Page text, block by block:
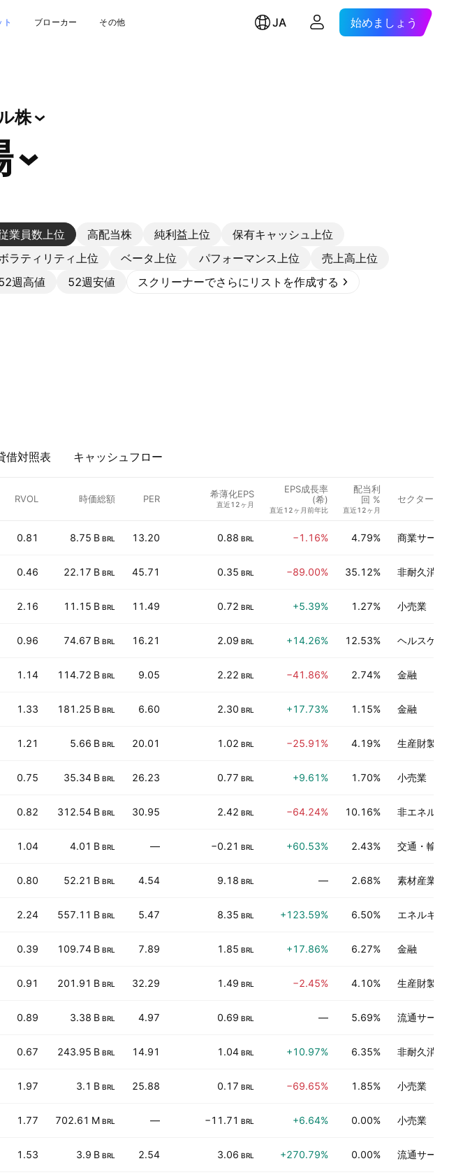
ト ブローカー その他 JA 始めましょう
株
業員数上位 高配当株 純利益上位
保有キャッシュ上位
ラティリティ上位 ベータ上位 パフォーマンス上位
売上高上位
週高値 52週安値 スクリーナーでさらにリストを作成する
借対照表 キャッシュフロー
RVOL 時価総額 PER 希薄化EPS
直近12ヶ月
EPS成長率
(希)
直近12ヶ月前年比
配当利
回 %
直近12ヶ月
セクター
0.81 8.75 B BRL 13.20 0.88 BRL −1.16% 4.79% 商業サービス
0.46 22.17 B BRL 45.71 0.35 BRL −89.00% 35.12% 非耐久消費財
2.16 11.15 B BRL 11.49 0.72 BRL +5.39% 1.27% 小売業
0.96 74.67 B BRL 16.21 2.09 BRL +14.26% 12.53% ヘルスケア
1.14 114.72 B BRL 9.05 2.22 BRL −41.86% 2.74% 金融
1.33 181.25 B BRL 6.60 2.30 BRL +17.73% 1.15% 金融
1.21 5.66 B BRL 20.01 1.02 BRL −25.91% 4.19% 生産財製造
0.75 35.34 B BRL 26.23 0.77 BRL +9.61% 1.70% 小売業
0.82 312.54 B BRL 30.95 2.42 BRL −64.24% 10.16% 非エネルギ
1.04 4.01 B BRL — −0.21 BRL +60.53% 2.43% 交通・輸送
0.80 52.21 B BRL 4.54 9.18 BRL — 2.68% 素材産業
2.24 557.11 B BRL 5.47 8.35 BRL +123.59% 6.50% エネルギー
0.39 109.74 B BRL 7.89 1.85 BRL +17.86% 6.27% 金融
0.91 201.91 B BRL 32.29 1.49 BRL −2.45% 4.10% 生産財製造
0.89 3.38 B BRL 4.97 0.69 BRL — 5.69% 流通サービス
0.67 243.95 B BRL 14.91 1.04 BRL +10.97% 6.35% 非耐久消費財
1.97 3.1 B BRL 25.88 0.17 BRL −69.65% 1.85% 小売業
1.77 702.61 M BRL — −11.71 BRL +6.64% 0.00% 小売業
1.53 3.9 B BRL 2.54 3.06 BRL +270.79% 0.00% 流通サービス